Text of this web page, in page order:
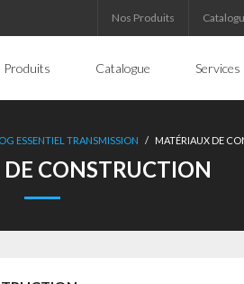
Nos Produits
Produits Catalogue Services
ESSENTIEL TRANSMISSION / MATÉRIAUX DE
CONSTRUCTION